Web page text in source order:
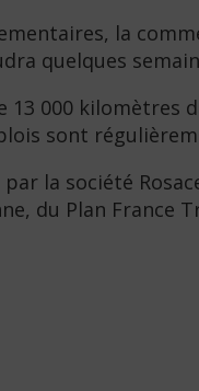
la
quelques
000 kilomètres
sont
la société
du Plan